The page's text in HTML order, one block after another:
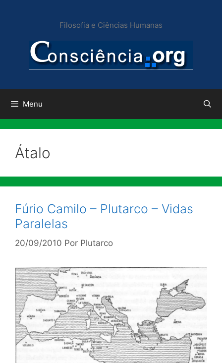
conteúdo
Filosofia e Ciências Humanas
Menu
Átalo
Fúrio Camilo – Plutarco – Vidas
Paralelas
20/09/2010 Por Plutarco